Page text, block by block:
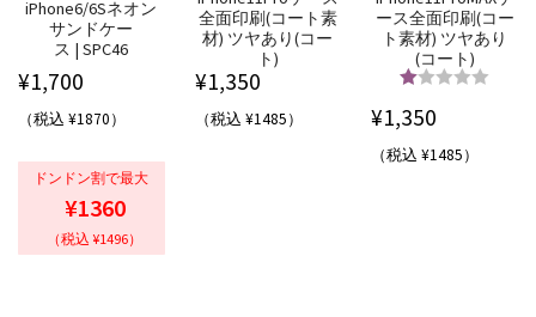
iPhone6/6Sネオン
サンドケー
ス | SPC46
¥1,700
（税込 ¥1870）
ドンドン割で最大
¥1360
（税込 ¥1496）
全面印刷(コート素
材) ツヤあり(コー
ト)
¥1,350
（税込 ¥1485）
ース全面印刷(コー
ト素材) ツヤあり
(コート)
の評価
¥1,350
（税込 ¥1485）